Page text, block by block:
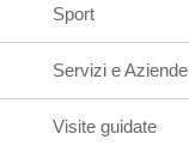
Sport
Servizi e Aziende
Visite guidate